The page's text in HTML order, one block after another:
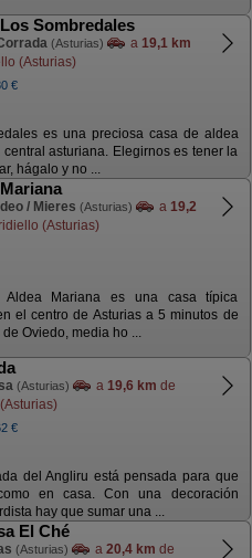
Sombredales
(Asturias) a 19,1 km
(Asturias)
€
es una preciosa casa de aldea
asturiana. Elegirnos es tener la
hágalo y no ...
/ Mieres (Asturias) a 19,2
(Asturias)
Mariana es una casa típica
el centro de Asturias a 5 minutos de
Oviedo, media ho ...
(Asturias) a 19,6 km de
€
del Angliru está pensada para que
en casa. Con una decoración
hay que sumar una ...
El Ché
(Asturias) a 20,4 km de